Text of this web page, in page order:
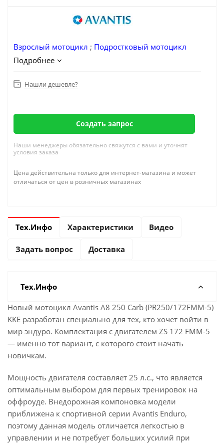
Взрослый мотоцикл ; Подростковый мотоцикл
Подробнее
Нашли дешевле?
Создать запрос
Наши менеджеры обязательно свяжутся с вами и уточнят
условия заказа
Цена действительна только для интернет-магазина и может
отличаться от цен в розничных магазинах
Тех.Инфо Характеристики Видео
Задать вопрос Доставка
Тех.Инфо
Новый мотоцикл Avantis A8 250 Carb (PR250/172FMM-5)
KKE разработан специально для тех, кто хочет войти в
мир эндуро. Комплектация с двигателем ZS 172 FMM-5
— именно тот вариант, с которого стоит начать
новичкам.
Мощность двигателя составляет 25 л.с., что является
оптимальным выбором для первых тренировок на
оффроуде. Внедорожная компоновка модели
приближена к спортивной серии Avantis Enduro,
поэтому данная модель отличается легкостью в
управлении и не потребует больших усилий при